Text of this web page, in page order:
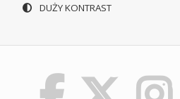
DUŻY KONTRAST